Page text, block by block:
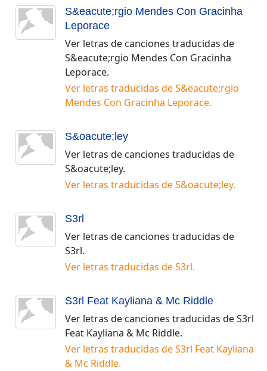
S&eacute;rgio Mendes Con Gracinha
Leporace
Ver letras de canciones traducidas de
S&eacute;rgio Mendes Con Gracinha
Leporace.
Ver letras traducidas deS&eacute;rgio
Mendes Con Gracinha Leporace.
S&oacute;ley
Ver letras de canciones traducidas de
S&oacute;ley.
Ver letras traducidas deS&oacute;ley.
S3rl
Ver letras de canciones traducidas de
S3rl.
Ver letras traducidas deS3rl.
S3rl Feat Kayliana & Mc Riddle
Ver letras de canciones traducidas deS3rl
Feat Kayliana & Mc Riddle.
Ver letras traducidas deS3rl Feat Kayliana
& Mc Riddle.